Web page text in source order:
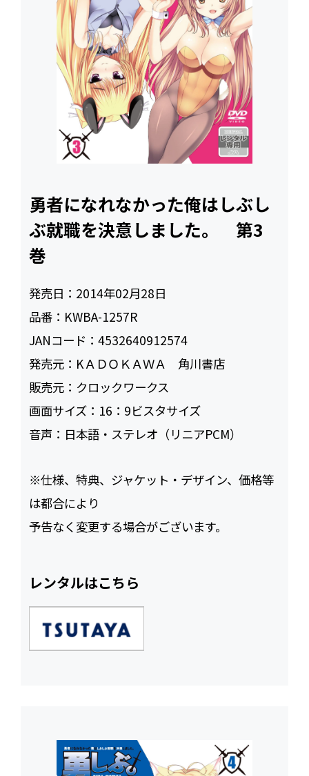
勇者になれなかった俺はしぶし
ぶ就職を決意しました。 第3
巻
発売日： 2014年02月28日
品番： KWBA-1257R
JANコード：4532640912574
発売元： KＡＤＯＫＡＷＡ 角川書店
販売元： クロックワークス
画面サイズ： 16：9ビスタサイズ
音声： 日本語・ステレオ（リニアPCM）
※仕様、特典、ジャケット・デザイン、価格等
は都合により
予告なく変更する場合がございます。
レンタルはこちら